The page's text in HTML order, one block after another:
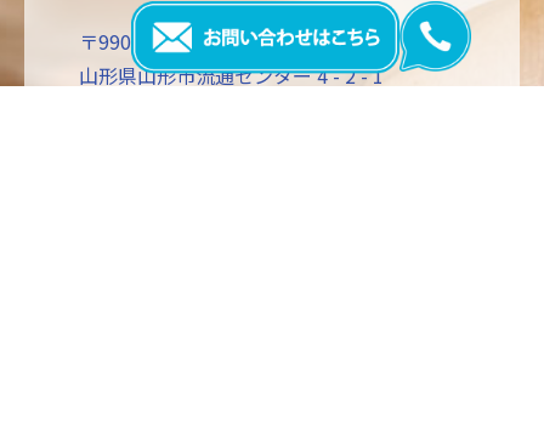
〒990-0071
山形県山形市流通センター 4 - 2 - 1